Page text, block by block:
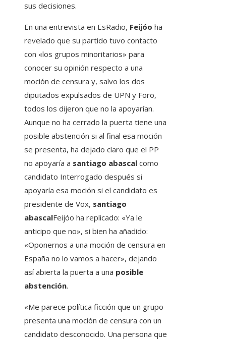
sus decisiones.
En una entrevista en EsRadio, Feijóo ha
revelado que su partido tuvo contacto
con «los grupos minoritarios» para
conocer su opinión respecto a una
moción de censura y, salvo los dos
diputados expulsados ​​de UPN y Foro,
todos los dijeron que no la apoyarían.
Aunque no ha cerrado la puerta tiene una
posible abstención si al final esa moción
se presenta, ha dejado claro que el PP
no apoyaría a santiago abascal como
candidato Interrogado después si
apoyaría esa moción si el candidato es
presidente de Vox, santiago
abascalFeijóo ha replicado: «Ya le
anticipo que no», si bien ha añadido:
«Oponernos a una moción de censura en
España no lo vamos a hacer», dejando
así abierta la puerta a una posible
abstención.
«Me parece política ficción que un grupo
presenta una moción de censura con un
candidato desconocido. Una persona que